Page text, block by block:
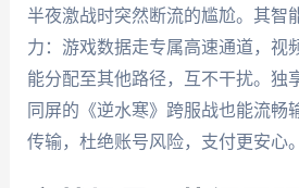
半夜激战时突然断流的尴尬。其智
力：游戏数据走专属高速通道，视
能分配至其他路径，互不干扰。独
同屏的《逆水寒》跨服战也能流畅
传输，杜绝账号风险，支付更安心。